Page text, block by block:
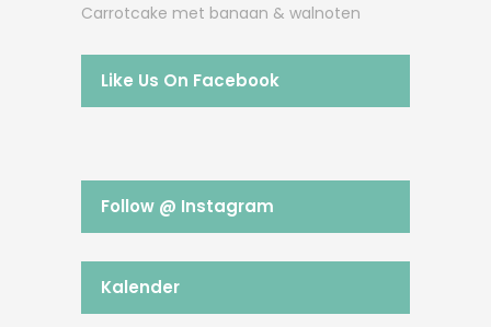
Carrotcake met banaan & walnoten
Like Us On Facebook
Follow @ Instagram
Kalender